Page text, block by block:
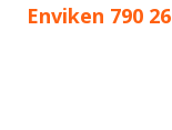
Enviken 790